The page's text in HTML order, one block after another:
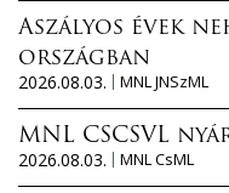
Aszályos évek
országban
2026.08.03.
MNL JNSzML
MNL CSCSVL
2026.08.03.
MNL CsML